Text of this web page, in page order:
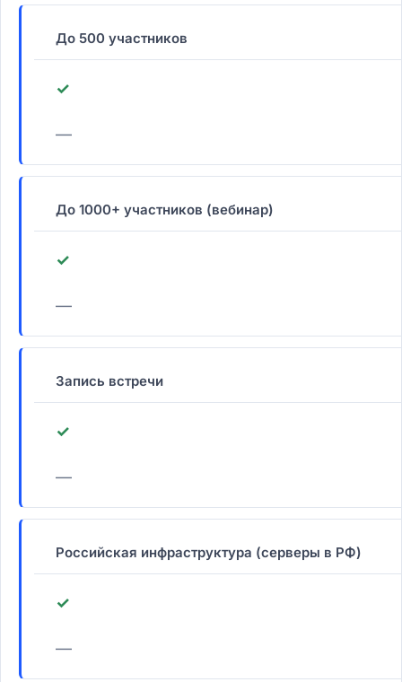
До 500 участников
✓
—
До 1000+ участников (вебинар)
✓
—
Запись встречи
✓
—
Российская инфраструктура (серверы в РФ)
✓
—